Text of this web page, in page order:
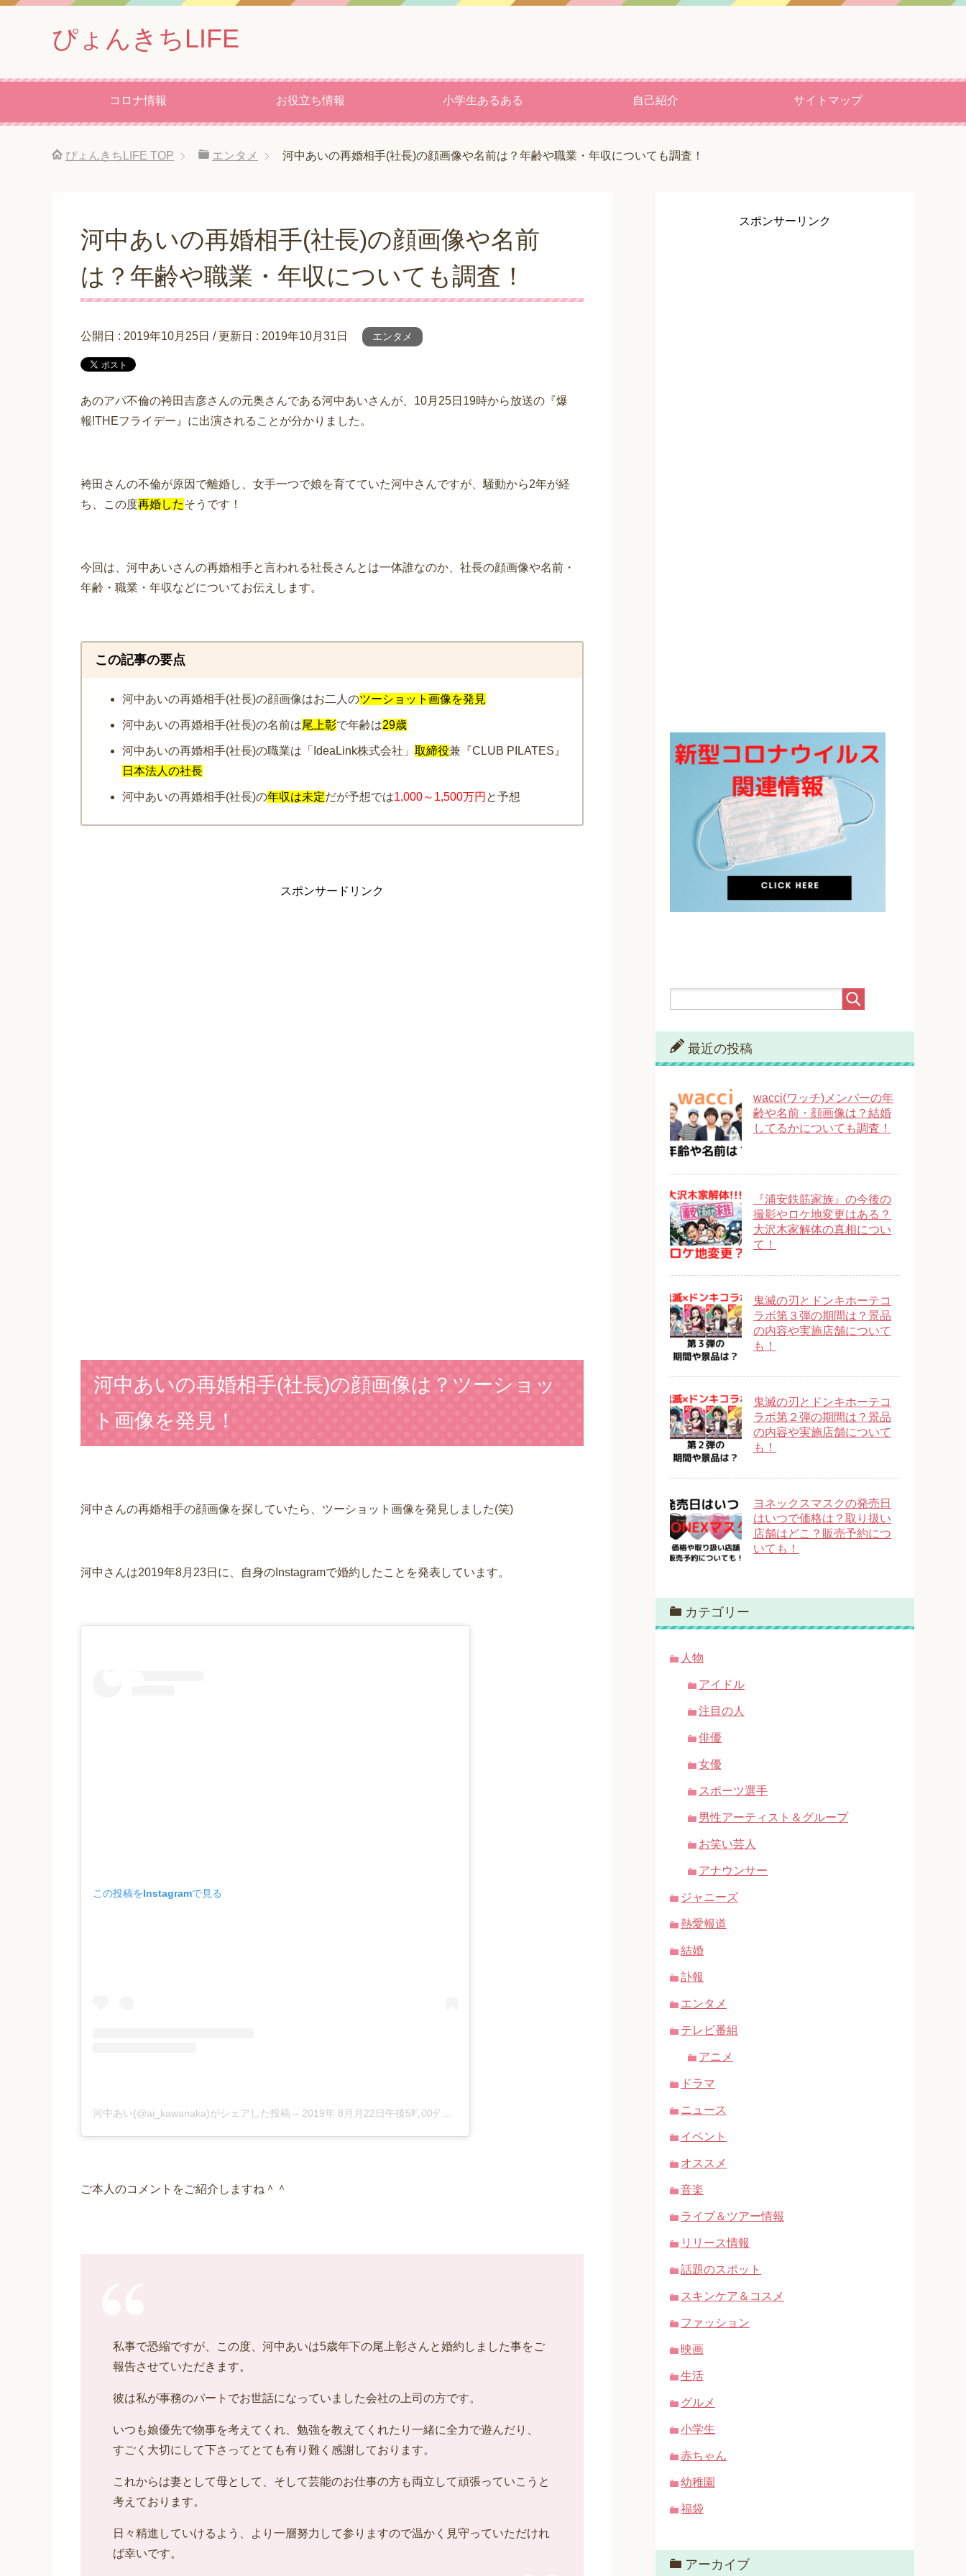
ぴょんきちLIFE
コロナ情報 お役立ち情報 小学生あるある 自己紹介 サイトマップ
ぴょんきちLIFE TOP エンタメ 河中あいの再婚相手(社長)の顔画像や名前は？年齢や職業・年収についても調査！
河中あいの再婚相手(社長)の顔画像や名前
は？年齢や職業・年収についても調査！
公開日 : 2019年10月25日 / 更新日 : 2019年10月31日 エンタメ
あのアパ不倫の袴田吉彦さんの元奥さんである河中あいさんが、10月25日19時から放送の『爆
報!THEフライデー』に出演されることが分かりました。
袴田さんの不倫が原因で離婚し、女手一つで娘を育てていた河中さんですが、騒動から2年が経
ち、この度再婚したそうです！
今回は、河中あいさんの再婚相手と言われる社長さんとは一体誰なのか、社長の顔画像や名前・
年齢・職業・年収などについてお伝えします。
この記事の要点
河中あいの再婚相手(社長)の顔画像はお二人のツーショット画像を発見
河中あいの再婚相手(社長)の名前は尾上彰で年齢は29歳
河中あいの再婚相手(社長)の職業は「IdeaLink株式会社」 取締役兼『CLUB PILATES』
日本法人の社長
河中あいの再婚相手(社長)の年収は未定だが予想では1,000～1,500万円 と予想
スポンサードリンク
河中あいの再婚相手(社長)の顔画像は？ツーショッ
ト画像を発見！
河中さんの再婚相手の顔画像を探していたら、ツーショット画像を発見しました(笑)
河中さんは2019年8月23日に、自身のInstagramで婚約したことを発表しています。
この投稿をInstagramで見る
河中あい(@ai_kawanaka)がシェアした投稿 – 2019年 8月月22日午後5時00分PDT
ご本人のコメントをご紹介しますね＾＾
私事で恐縮ですが、この度、河中あいは5歳年下の尾上彰さんと婚約しました事をご
報告させていただきます。
彼は私が事務のパートでお世話になっていました会社の上司の方です。
いつも娘優先で物事を考えてくれ、勉強を教えてくれたり一緒に全力で遊んだり、
すごく大切にして下さってとても有り難く感謝しております。
これからは妻として母として、そして芸能のお仕事の方も両立して頑張っていこうと
考えております。
日々精進していけるよう、より一層努力して参りますので温かく見守っていただけれ
ば幸いです。
スポンサーリンク
最近の投稿
wacci(ワッチ)メンバーの年
齢や名前・顔画像は？結婚
してるかについても調査！
『浦安鉄筋家族』の今後の
撮影やロケ地変更はある？
大沢木家解体の真相につい
て！
鬼滅の刃とドンキホーテコ
ラボ第３弾の期間は？景品
の内容や実施店舗について
も！
鬼滅の刃とドンキホーテコ
ラボ第２弾の期間は？景品
の内容や実施店舗について
も！
ヨネックスマスクの発売日
はいつで価格は？取り扱い
店舗はどこ？販売予約につ
いても！
カテゴリー
人物
アイドル
注目の人
俳優
女優
スポーツ選手
男性アーティスト＆グループ
お笑い芸人
アナウンサー
ジャニーズ
熱愛報道
結婚
訃報
エンタメ
テレビ番組
アニメ
ドラマ
ニュース
イベント
オススメ
音楽
ライブ＆ツアー情報
リリース情報
話題のスポット
スキンケア＆コスメ
ファッション
映画
生活
グルメ
小学生
赤ちゃん
幼稚園
福袋
アーカイブ